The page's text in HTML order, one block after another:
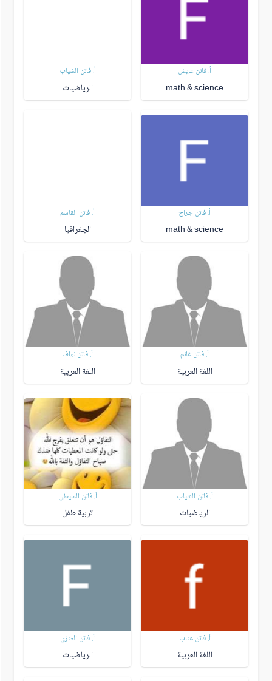
أ. فاتن عايش
math & science
أ. فاتن الشياب
الرياضيات
أ. فاتن جراح
math & science
أ. فاتن القاسم
الجغرافيا
أ. فاتن غانم
اللغة العربية
أ. فاتن نواف
اللغة العربية
أ. فاتن الشياب
الرياضيات
أ. فاتن المليطي
تربية طفل
أ. فاتن عناب
اللغة العربية
أ. فاتن العنزي
الرياضيات